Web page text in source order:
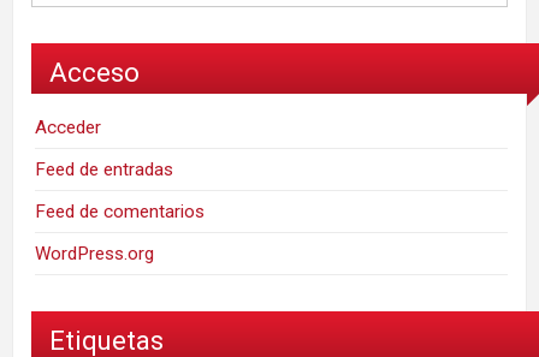
Acceso
Acceder
Feed de entradas
Feed de comentarios
WordPress.org
Etiquetas